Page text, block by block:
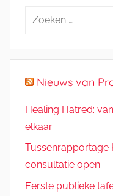
Zoeken
Nieuws van
Healing Hatred:
elkaar
Tussenrapportage
consultatie open
Eerste publieke